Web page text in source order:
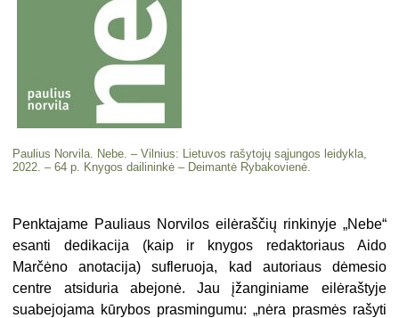
Paulius Norvila. Nebe. – Vilnius: Lietuvos rašytojų sąjungos leidykla,
2022. – 64 p.
Knygos dailininkė – Deimantė Rybakovienė.
Penktajame Pauliaus Norvilos eilėraščių rinkinyje „Nebe“
esanti dedikacija (kaip ir knygos redaktoriaus Aido
Marčėno anotacija) sufleruoja, kad autoriaus dėmesio
centre atsiduria abejonė. Jau įžanginiame eilėraštyje
suabejojama kūrybos prasmingumu: „nėra prasmės rašyti